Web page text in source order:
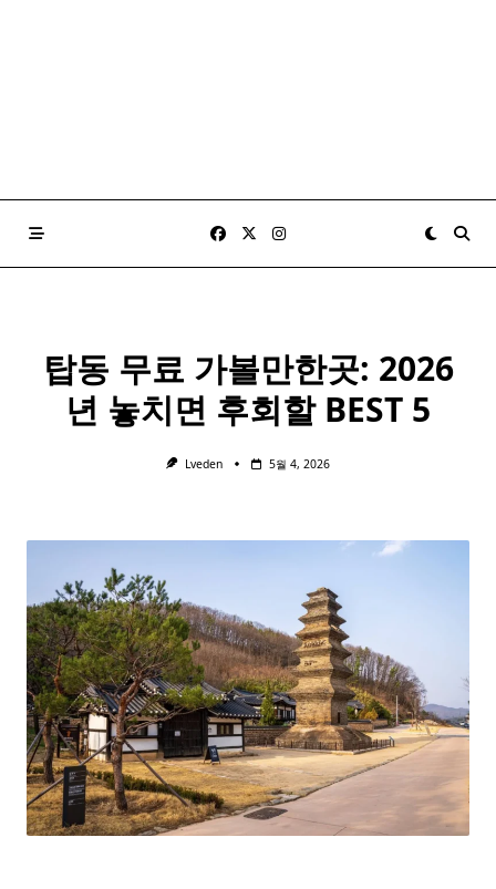
탑동 무료 가볼만한곳: 2026
년 놓치면 후회할 BEST 5
Lveden 5월 4, 2026